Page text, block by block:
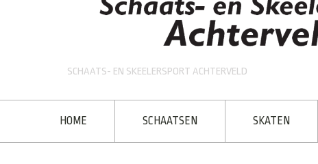
SCHAATS- EN SKEELERSPORT ACHTERVELD
HOME SCHAATSEN SKATEN